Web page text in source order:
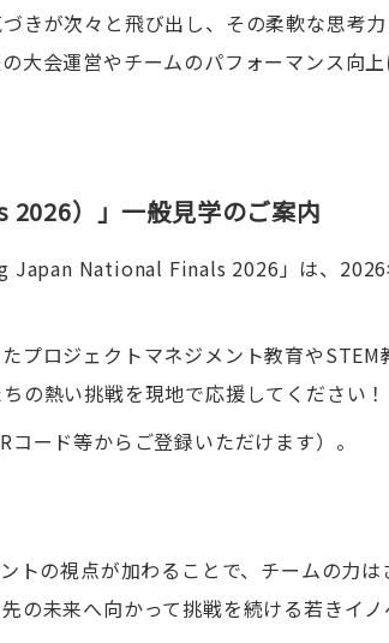
きが次々と飛び出し、その柔軟な思考
大会運営やチームのパフォーマンス向
）」一般見学のご案内
Japan National Finals 2026」は、
プロジェクトマネジメント教育やSTEM
の熱い挑戦を現地で応援してください！
ード等からご登録いただけます）。
トの視点が加わることで、チームの力は
の未来へ向かって挑戦を続ける若きイ